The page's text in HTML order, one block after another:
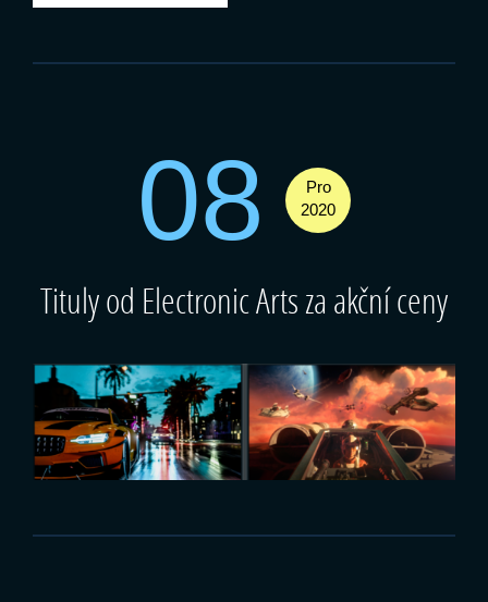
08
Pro
2020
Tituly od Electronic Arts za akční ceny